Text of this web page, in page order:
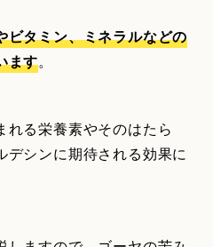
ビタミン、ミネラルなどの
ます。
れる栄養素やそのはたら
デシンに期待される効果に